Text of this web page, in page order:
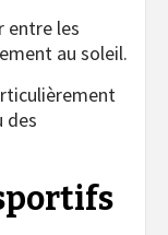
entre les
au soleil.
des